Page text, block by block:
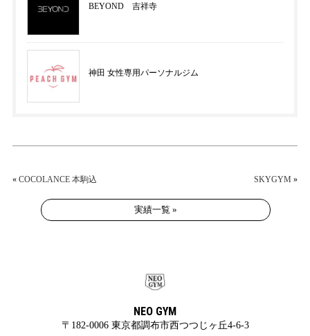
BEYOND 吉祥寺
神田 女性専用パーソナルジム
« COCOLANCE 本駒込 SKYGYM »
実績一覧 »
NEO GYM
〒182-0006 東京都調布市西つつじヶ丘4-6-3